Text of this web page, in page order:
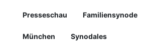
Presseschau Familiensynode
München Synodales